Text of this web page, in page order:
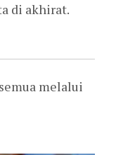
di akhirat.
melalui